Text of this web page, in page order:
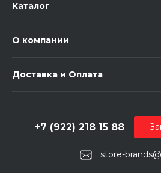
Каталог
О компании
Доставка и Оплата
store-
+7 (922) 218 15 88